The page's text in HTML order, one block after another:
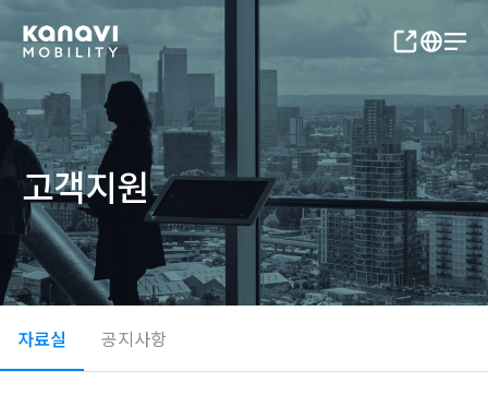
고객지원
자료실 공지사항